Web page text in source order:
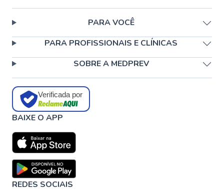
PARA VOCÊ
PARA PROFISSIONAIS E CLÍNICAS
SOBRE A MEDPREV
Verificada por
BAIXE O APP
REDES SOCIAIS